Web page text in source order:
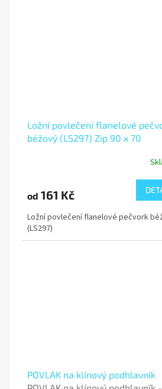
Ložní povlečení flanelové
béžový (LS297) Zip 90 x 70
od 161 Kč
Ložní povlečení flanelové pečvork
(LS297)
POVLAK na klínový podhlavník